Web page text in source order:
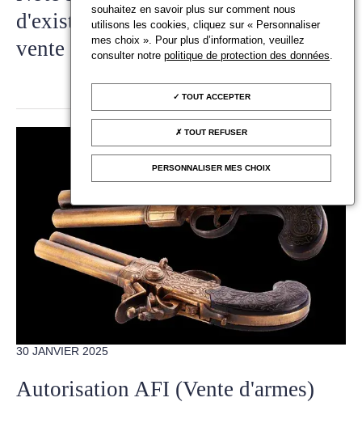
d'existence pour les maisons de
vente vendant de l'or
30 JANVIER 2025
Autorisation AFI (Vente d'armes)
souhaitez en savoir plus sur comment nous
utilisons les cookies, cliquez sur « Personnaliser
mes choix ». Pour plus d’information, veuillez
consulter notrepolitique de protection des données.
TOUT ACCEPTER
TOUT REFUSER
PERSONNALISER MES CHOIX